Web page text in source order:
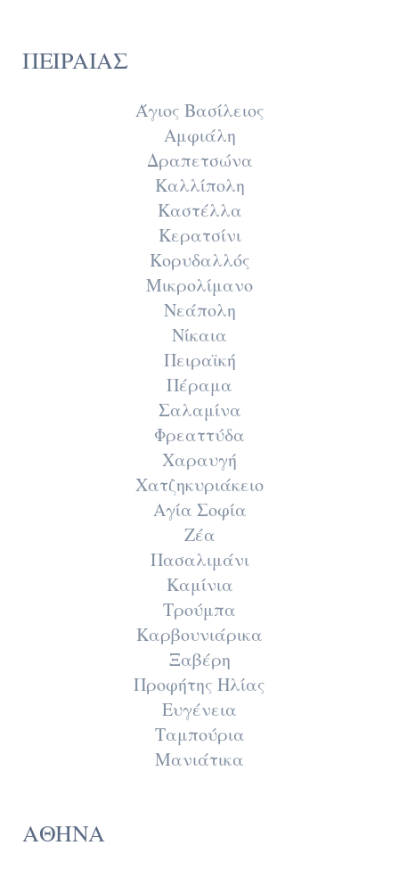
ΠΕΙΡΑΙΑΣ
Άγιος Βασίλειος
Αμφιάλη
Δραπετσώνα
Καλλίπολη
Καστέλλα
Κερατσίνι
Κορυδαλλός
Μικρολίμανο
Νεάπολη
Νίκαια
Πειραϊκή
Πέραμα
Σαλαμίνα
Φρεαττύδα
Χαραυγή
Χατζηκυριάκειο
Αγία Σοφία
Ζέα
Πασαλιμάνι
Καμίνια
Τρούμπα
Καρβουνιάρικα
Ξαβέρη
Προφήτης Ηλίας
Ευγένεια
Ταμπούρια
Μανιάτικα
ΑΘΗΝΑ